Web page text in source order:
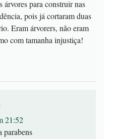
árvores para construir nas
pois já cortaram duas
Eram árvorers, não eram
com tamanha injustiça!
21:52
parabens